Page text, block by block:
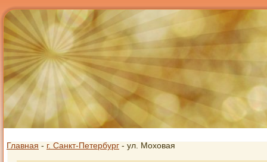
Главная - г. Санкт-Петербург - ул. Моховая